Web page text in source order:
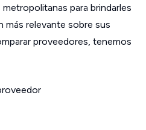
para brindarles
más relevante sobre sus
proveedores, tenemos